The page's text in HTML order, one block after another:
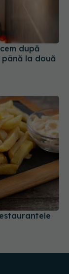
după
la două